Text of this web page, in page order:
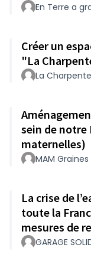
En Terre a
Créer un
"La
La
sein de notre
maternelles)
MAM
La crise de
toute la
mesures de
GARAGE